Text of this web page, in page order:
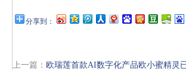
分享到：
上一篇： 欧瑞莲首款AI数字化产品欧小蜜精灵